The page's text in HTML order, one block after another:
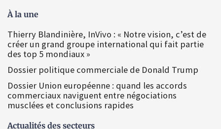
À la une
Thierry Blandinière, InVivo : « Notre vision, c’est de
créer un grand groupe international qui fait partie
des top 5 mondiaux »
Dossier politique commerciale de Donald Trump
Dossier Union européenne : quand les accords
commerciaux naviguent entre négociations
musclées et conclusions rapides
Actualités des secteurs